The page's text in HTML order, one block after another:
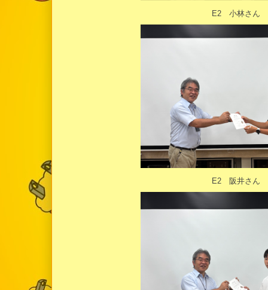
E2 小林さん
E2 阪井さん